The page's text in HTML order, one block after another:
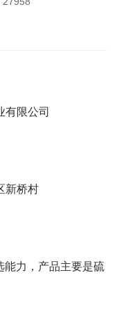
有限公司
新桥村
能力，产品主要是硫